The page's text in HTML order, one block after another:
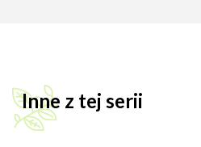
Inne z tej serii